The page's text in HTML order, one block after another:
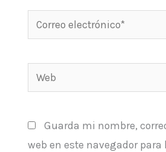
Correo
electrónico*
Web
Guarda mi nombre,
web en este navegador para